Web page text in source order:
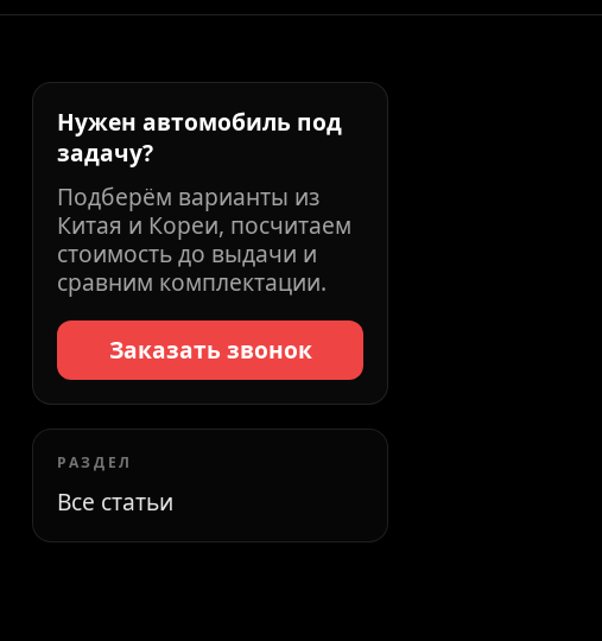
Нужен автомобиль под
задачу?
Подберём варианты из
Китая и Кореи, посчитаем
стоимость до выдачи и
сравним комплектации.
Заказать звонок
РАЗДЕЛ
Все статьи